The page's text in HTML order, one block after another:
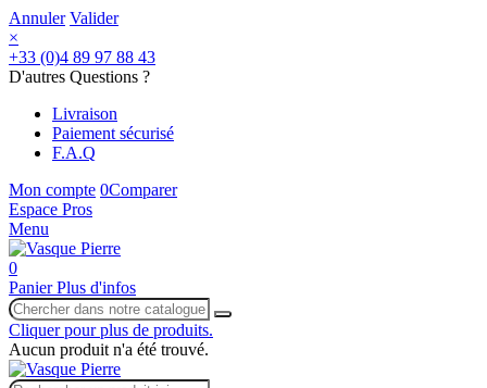
Annuler Valider
×
+33 (0)4 89 97 88 43
D'autres Questions ?
Livraison
Paiement sécurisé
F.A.Q
Mon compte 0Comparer
Espace Pros
Menu
0
Panier Plus d'infos
Cliquer pour plus de produits.
Aucun produit n'a été trouvé.